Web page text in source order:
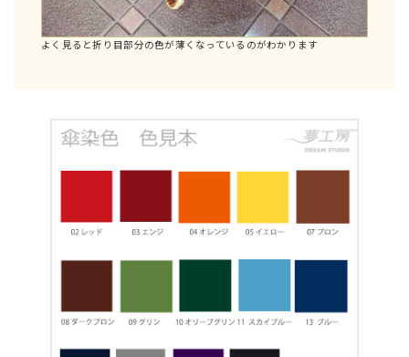
よく見ると折り目部分の色が薄くなっているのがわかります